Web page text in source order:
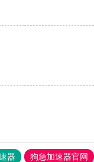
器 狗急加速器官网